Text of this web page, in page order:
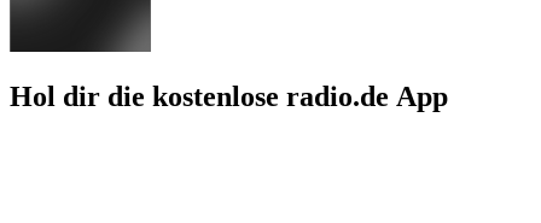
Hol dir die kostenlose radio.de App